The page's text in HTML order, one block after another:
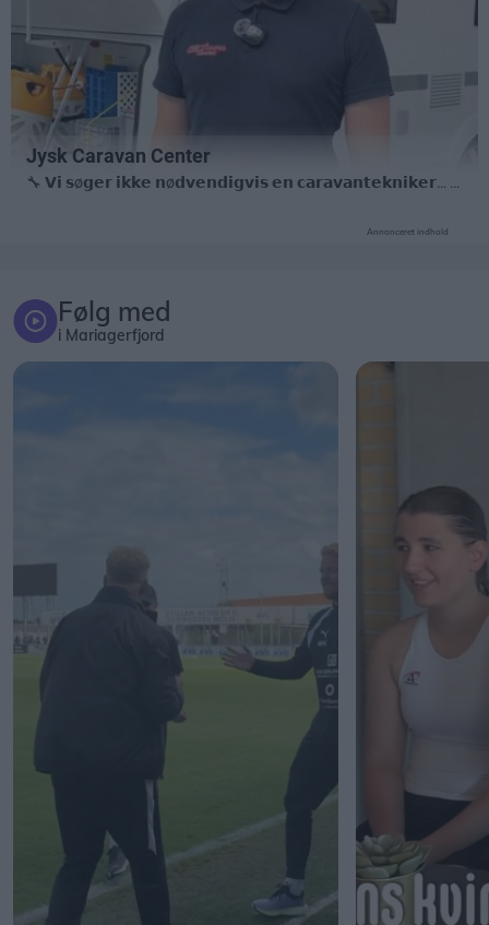
Annonceret indhold
Følg med
i Mariagerfjord